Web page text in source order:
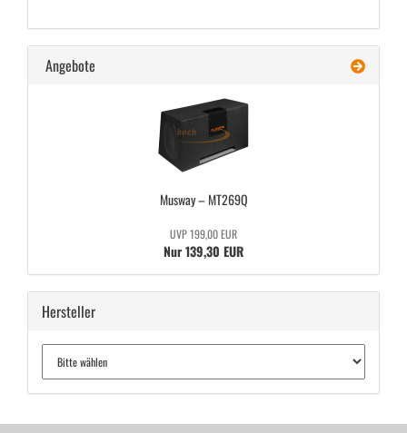
Angebote
Mus­way – MT269Q
UVP 199,00 EUR
Nur 139,30 EUR
Hersteller